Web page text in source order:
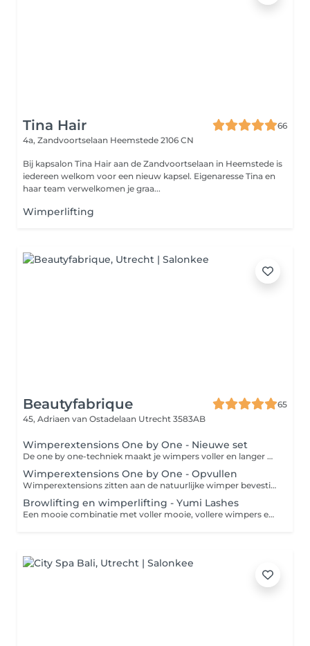
Tina Hair
66
4a, Zandvoortselaan Heemstede 2106 CN
Bij kapsalon Tina Hair aan de Zandvoortselaan in Heemstede is
iedereen welkom voor een nieuw kapsel. Eigenaresse Tina en
haar team verwelkomen je graa...
Wimperlifting
Beautyfabrique
65
45, Adriaen van Ostadelaan Utrecht 3583AB
Wimperextensions One by One - Nieuwe set
De one by one-techniek maakt je wimpers voller en langer en zorgt voor een natuurlijk effect. Op iedere wimper wordt één nepwimper aangebracht.
Wimperextensions One by One - Opvullen
Wimperextensions zitten aan de natuurlijke wimper bevestigd. Helaas vallen de natuurlijke wimpers uit waarbij de wimperextensions ook verdwijnen. Het is dan ook aan te raden om iedere 2 tot 3 weken de wimpers op te vullen om het gewenste volumineus effect te behouden. Zo blijven je prachtige blikkenvangers intact!
Browlifting en wimperlifting - Yumi Lashes
Een mooie combinatie met voller mooie, vollere wimpers en wenkbrauwen die in een mooie natuurlijke vorm worden geshapt.